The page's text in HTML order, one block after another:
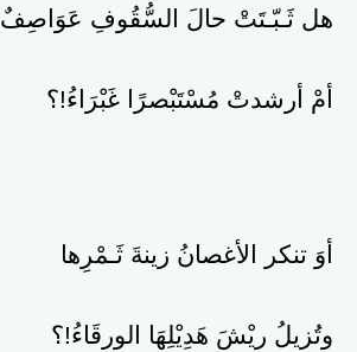
هل ثَـبّـتَتْ حالَ السُّقُوفِ عَوَاصِفٌ
أمْ أرشدتْ مُسْتَبْصرًا غَبْرَاءُ!؟
أوَ تنكر الأغصانُ زينةَ ثَـمْرِها
وتُزيلُ ريْشَ هَدِيْلِهَا الورقَاءُ!؟